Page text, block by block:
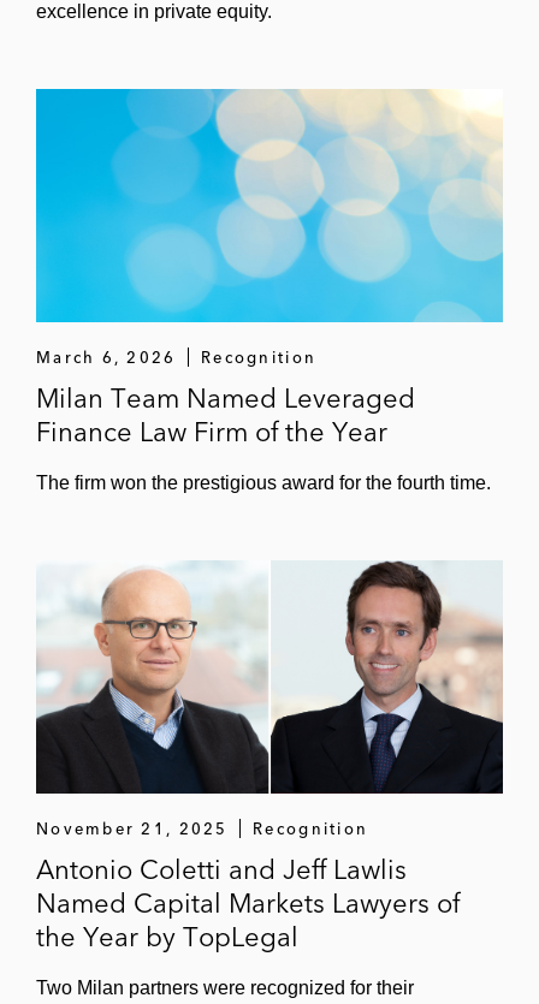
excellence in private equity.
March 6, 2026 Recognition
Milan Team Named Leveraged
Finance Law Firm of the Year
The firm won the prestigious award for the fourth time.
November 21, 2025 Recognition
Antonio Coletti and Jeff Lawlis
Named Capital Markets Lawyers of
the Year by TopLegal
Two Milan partners were recognized for their